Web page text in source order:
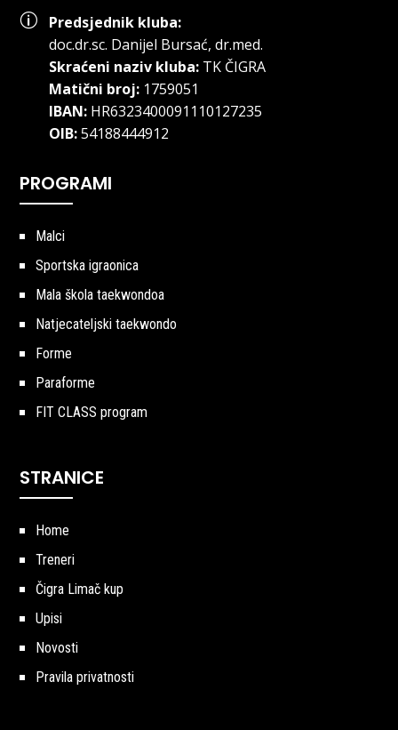
p
Predsjednik kluba:
doc.dr.sc. Danijel Bursać, dr.med.
Skraćeni naziv kluba:TK ČIGRA
Matični broj:1759051
IBAN:HR6323400091110127235
OIB:54188444912
PROGRAMI
Malci
Sportska igraonica
Mala škola taekwondoa
Natjecateljski taekwondo
Forme
Paraforme
FIT CLASS program
STRANICE
Home
Treneri
Čigra Limač kup
Upisi
Novosti
Pravila privatnosti